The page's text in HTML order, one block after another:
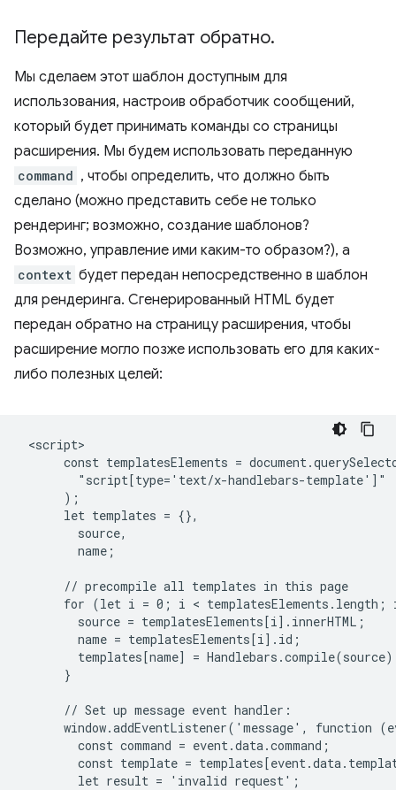
Передайте результат обратно.
Мы сделаем этот шаблон доступным для
использования, настроив обработчик сообщений,
который будет принимать команды со страницы
расширения. Мы будем использовать переданную
command , чтобы определить, что должно быть
сделано (можно представить себе не только
рендеринг; возможно, создание шаблонов?
Возможно, управление ими каким-то образом?), а
context будет передан непосредственно в шаблон
для рендеринга. Сгенерированный HTML будет
передан обратно на страницу расширения, чтобы
расширение могло позже использовать его для каких-
либо полезных целей:
<script>
const templatesElements =
        "script[type='text/x-handlebars-template']"
      );
      let templates = {},
        source,
        name;
      // precompile all templates in this page
for (let i = 0; i < templatesElements.length;
        source = templatesElements[i].innerHTML;
        name = templatesElements[i].id;
templates[name] =
      }
      // Set up message event handler:
window.addEventListener('message', function
        const command = event.data.command;
const template =
        let result = 'invalid request';